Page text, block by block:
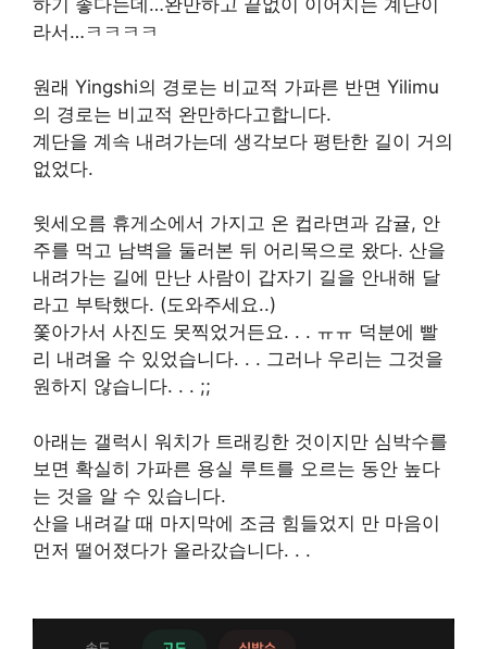
하기 좋다는데…완만하고 끝없이 이어지는 계단이
라서…ㅋㅋㅋㅋ
원래 Yingshi의 경로는 비교적 가파른 반면 Yilimu
의 경로는 비교적 완만하다고합니다.
계단을 계속 내려가는데 생각보다 평탄한 길이 거의
없었다.
윗세오름 휴게소에서 가지고 온 컵라면과 감귤, 안
주를 먹고 남벽을 둘러본 뒤 어리목으로 왔다. 산을
내려가는 길에 만난 사람이 갑자기 길을 안내해 달
라고 부탁했다. (도와주세요..)
쫓아가서 사진도 못찍었거든요. . . ㅠㅠ 덕분에 빨
리 내려올 수 있었습니다. . . 그러나 우리는 그것을
원하지 않습니다. . . ;;
아래는 갤럭시 워치가 트래킹한 것이지만 심박수를
보면 확실히 가파른 용실 루트를 오르는 동안 높다
는 것을 알 수 있습니다.
산을 내려갈 때 마지막에 조금 힘들었지 만 마음이
먼저 떨어졌다가 올라갔습니다. . .